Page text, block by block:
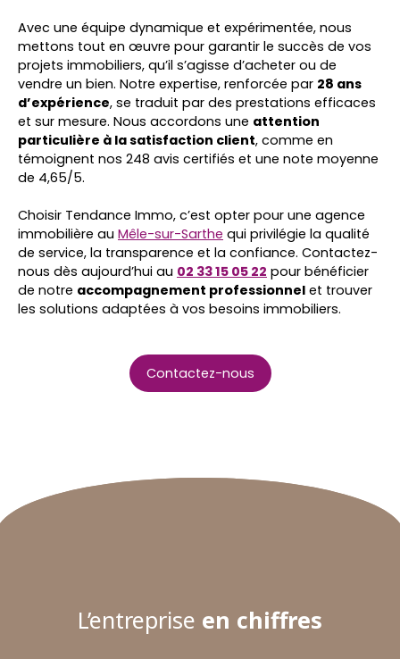
Avec une équipe dynamique et expérimentée, nous
mettons tout en œuvre pour garantir le succès de vos
projets immobiliers, qu’il s’agisse d’acheter ou de
vendre un bien. Notre expertise, renforcée par 28 ans
d’expérience, se traduit par des prestations efficaces
et sur mesure. Nous accordons une attention
particulière à la satisfaction client, comme en
témoignent nos 248 avis certifiés et une note moyenne
de 4,65/5.
Choisir Tendance Immo, c’est opter pour une agence
immobilière au Mêle-sur-Sarthe qui privilégie la qualité
de service, la transparence et la confiance. Contactez-
nous dès aujourd’hui au 02 33 15 05 22 pour bénéficier
de notre accompagnement professionnel et trouver
les solutions adaptées à vos besoins immobiliers.
Contactez-nous
L’entreprise en chiffres